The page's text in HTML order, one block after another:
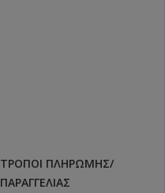
ΤΡΌΠΟΙ ΠΛΗΡΩΜΉΣ/
ΠΑΡΑΓΓΕΛΊΑΣ